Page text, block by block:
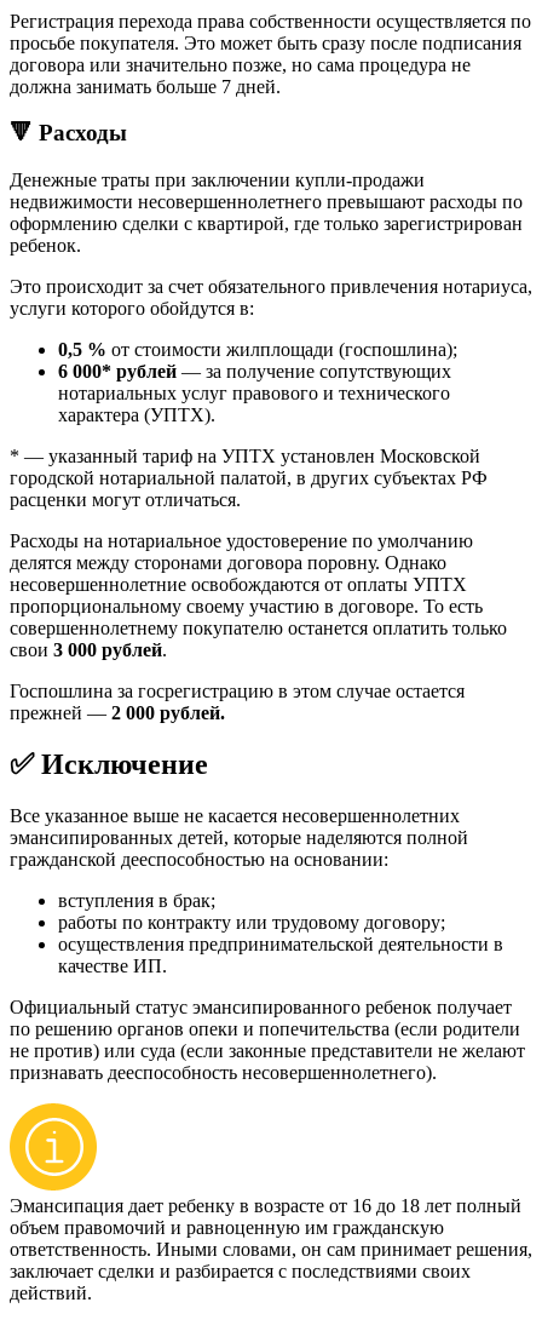
Регистрация перехода права собственности осуществляется по
просьбе покупателя. Это может быть сразу после подписания
договора или значительно позже, но сама процедура не
должна занимать больше 7 дней.
🔻 Расходы
Денежные траты при заключении купли-продажи
недвижимости несовершеннолетнего превышают расходы по
оформлению сделки с квартирой, где только зарегистрирован
ребенок.
Это происходит за счет обязательного привлечения нотариуса,
услуги которого обойдутся в:
0,5 % от стоимости жилплощади (госпошлина);
6 000* рублей — за получение сопутствующих
нотариальных услуг правового и технического
характера (УПТХ).
* — указанный тариф на УПТХ установлен Московской
городской нотариальной палатой, в других субъектах РФ
расценки могут отличаться.
Расходы на нотариальное удостоверение по умолчанию
делятся между сторонами договора поровну. Однако
несовершеннолетние освобождаются от оплаты УПТХ
пропорциональному своему участию в договоре. То есть
совершеннолетнему покупателю останется оплатить только
свои 3 000 рублей.
Госпошлина за госрегистрацию в этом случае остается
прежней — 2 000 рублей.
✅ Исключение
Все указанное выше не касается несовершеннолетних
эмансипированных детей, которые наделяются полной
гражданской дееспособностью на основании:
вступления в брак;
работы по контракту или трудовому договору;
осуществления предпринимательской деятельности в
качестве ИП.
Официальный статус эмансипированного ребенок получает
по решению органов опеки и попечительства (если родители
не против) или суда (если законные представители не желают
признавать дееспособность несовершеннолетнего).
Эмансипация дает ребенку в возрасте от 16 до 18 лет полный
объем правомочий и равноценную им гражданскую
ответственность. Иными словами, он сам принимает решения,
заключает сделки и разбирается с последствиями своих
действий.